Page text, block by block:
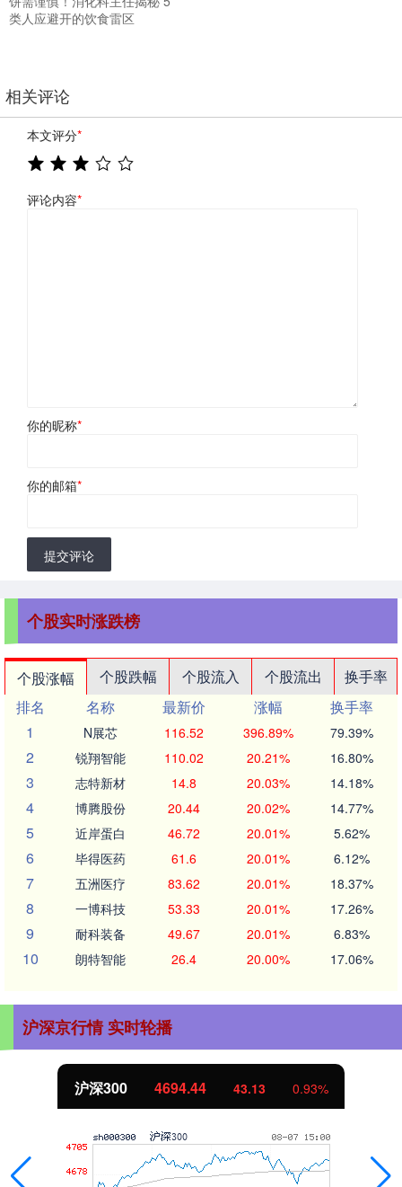
类人应避开的饮食雷区
相关评论
本文评分*
评论内容*
你的昵称*
你的邮箱*
提交评论
个股实时涨跌榜
个股涨幅 个股跌幅 个股流入 个股流出
换手率
排名
名称 最新价 涨幅
换手率
1
N展芯 116.52 396.89% 79.39%
2 锐翔智能 110.02 20.21% 16.80%
3 志特新材 14.8 20.03% 14.18%
4 博腾股份 20.44 20.02% 14.77%
5 近岸蛋白 46.72 20.01% 5.62%
6 毕得医药 61.6 20.01% 6.12%
7 五洲医疗 83.62 20.01% 18.37%
8 一博科技 53.33 20.01% 17.26%
9 耐科装备 49.67 20.01% 6.83%
10 朗特智能 26.4 20.00% 17.06%
沪深京行情 实时轮播
北证50 1134.24 11.37 1.01%